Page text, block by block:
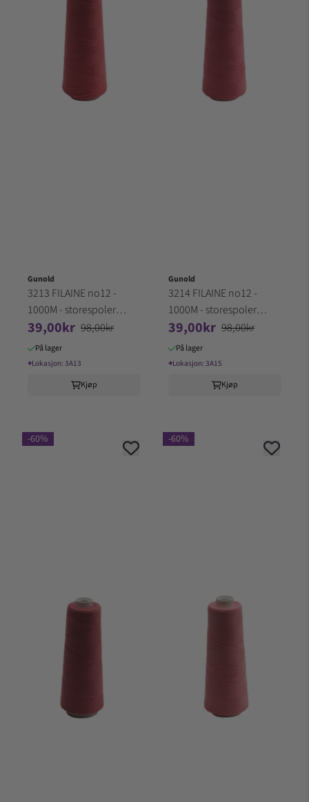
Gunold
3213 FILAINE no12 -
1000M - storespoler
100% Akryl (3A13)
39,00kr 98,00kr
På lager
⌖Lokasjon: 3A13
Kjøp
Gunold
3214 FILAINE no12 -
1000M - storespoler
100% Akryl (3A15)
39,00kr 98,00kr
På lager
⌖Lokasjon: 3A15
Kjøp
-60% -60%